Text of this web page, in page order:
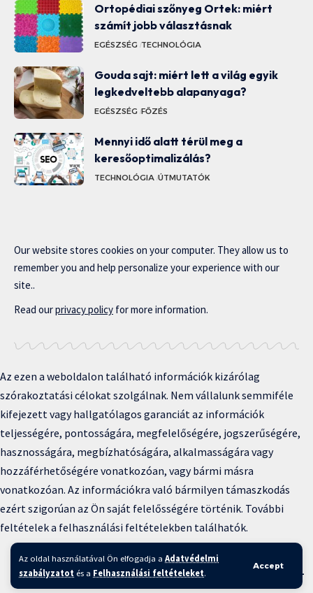
Az oldal használatával Ön elfogadja a Adatvédelmi
szabályzatot és a Felhasználási feltételeket.
Accept
Ortopédiai szőnyeg Ortek: miért
számít jobb választásnak
EGÉSZSÉG TECHNOLÓGIA
Gouda sajt: miért lett a világ egyik
legkedveltebb alapanyaga?
EGÉSZSÉG FŐZÉS
Mennyi idő alatt térül meg a
keresőoptimalizálás?
TECHNOLÓGIA ÚTMUTATÓK
Our website stores cookies on your computer. They allow us to
remember you and help personalize your experience with our
site..
Read ourprivacy policy for more information.
Az ezen a weboldalon található információk kizárólag
szórakoztatási célokat szolgálnak. Nem vállalunk semmiféle
kifejezett vagy hallgatólagos garanciát az információk
teljességére, pontosságára, megfelelőségére, jogszerűségére,
hasznosságára, megbízhatóságára, alkalmasságára vagy
hozzáférhetőségére vonatkozóan, vagy bármi másra
vonatkozóan. Az információkra való bármilyen támaszkodás
ezért szigorúan az Ön saját felelősségére történik. További
feltételek a felhasználási feltételekben találhatók.
Copyright © 2025 BFKH.hu
Felhasználási feltételek –Adatvédelmi irányelvek – Kapcsolat –